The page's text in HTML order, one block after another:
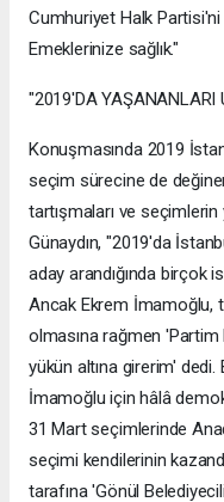
Cumhuriyet Halk Partisi'ni
Emeklerinize sağlık."
"2019'DA YAŞANANLARI
Konuşmasında 2019
seçim sürecine de
tartışmaları ve seçimlerin
Günaydın, "2019'da
aday arandığında birçok
Ancak Ekrem İmamoğlu,
olmasına rağmen
yükün altına girerim'
İmamoğlu için hâlâ
31 Mart seçimlerinde
seçimi kendilerinin
tarafına 'Gönül